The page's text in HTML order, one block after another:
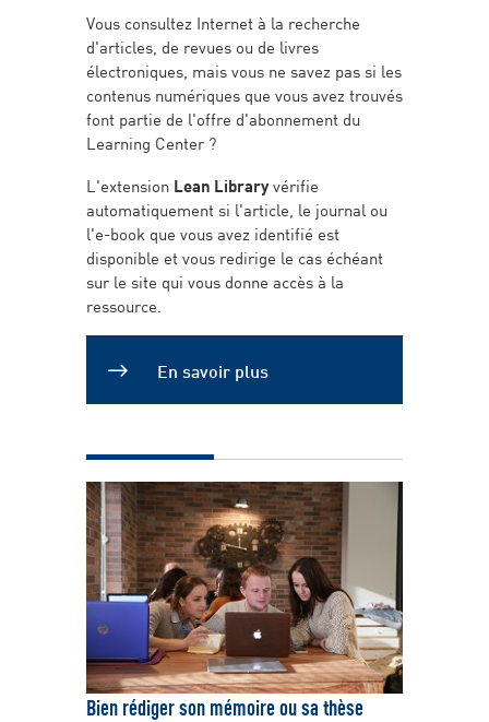
Vous consultez Internet à la recherche
d'articles, de revues ou de livres
électroniques, mais vous ne savez pas si les
contenus numériques que vous avez trouvés
font partie de l'offre d'abonnement du
Learning Center ?
L'extension Lean Libraryvérifie
automatiquement si l'article, le journal ou
l'e-book que vous avez identifié est
disponible et vous redirige le cas échéant
sur le site qui vous donne accès à la
ressource.
En savoir plus
Bien rédiger son mémoire ou sa thèse